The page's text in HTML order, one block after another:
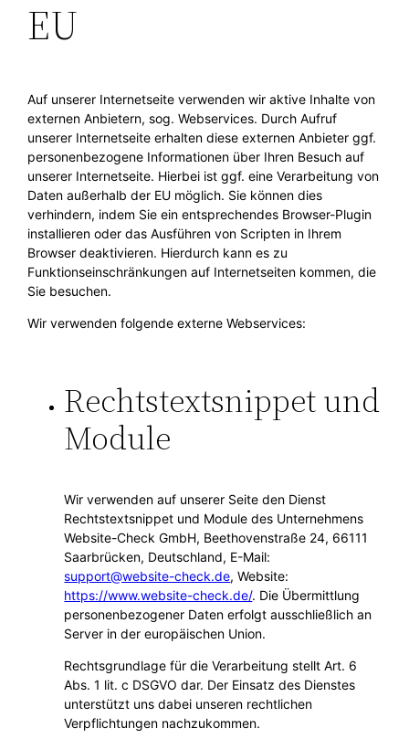
EU
Auf unserer Internetseite verwenden wir aktive Inhalte von
externen Anbietern, sog. Webservices. Durch Aufruf
unserer Internetseite erhalten diese externen Anbieter ggf.
personenbezogene Informationen über Ihren Besuch auf
unserer Internetseite. Hierbei ist ggf. eine Verarbeitung von
Daten außerhalb der EU möglich. Sie können dies
verhindern, indem Sie ein entsprechendes Browser-Plugin
installieren oder das Ausführen von Scripten in Ihrem
Browser deaktivieren. Hierdurch kann es zu
Funktionseinschränkungen auf Internetseiten kommen, die
Sie besuchen.
Wir verwenden folgende externe Webservices:
Rechtstextsnippet und
Module
Wir verwenden auf unserer Seite den Dienst
Rechtstextsnippet und Module des Unternehmens
Website-Check GmbH, Beethovenstraße 24, 66111
Saarbrücken, Deutschland, E-Mail:
support@website-check.de, Website:
https://www.website-check.de/. Die Übermittlung
personenbezogener Daten erfolgt ausschließlich an
Server in der europäischen Union.
Rechtsgrundlage für die Verarbeitung stellt Art. 6
Abs. 1 lit. c DSGVO dar. Der Einsatz des Dienstes
unterstützt uns dabei unseren rechtlichen
Verpflichtungen nachzukommen.